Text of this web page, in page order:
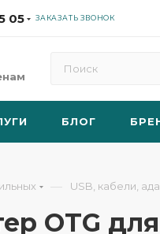
05 ЗАКАЗАТЬ ЗВОНОК
БЛОГ
— USB, кабели,
OTG